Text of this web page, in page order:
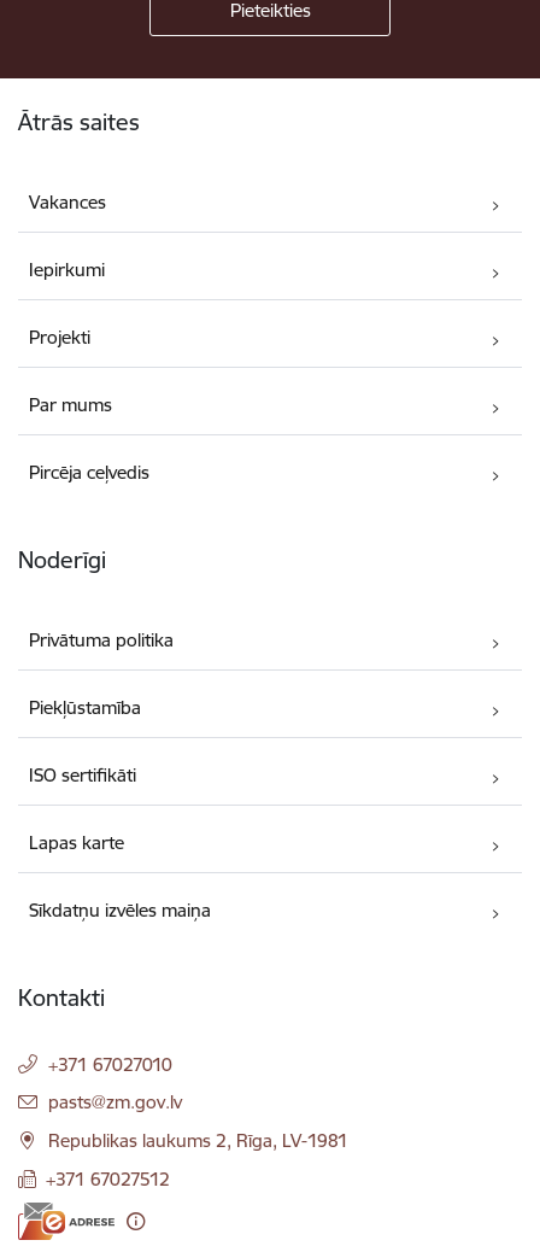
Ātrās saites
Vakances
Iepirkumi
Projekti
Par mums
Pircēja ceļvedis
Noderīgi
Privātuma politika
Piekļūstamība
ISO sertifikāti
Lapas karte
Sīkdatņu izvēles maiņa
Kontakti
+371 67027010
E-pasts:
pasts@zm.gov.lv
Republikas laukums 2, Rīga, LV-1981
+371 67027512